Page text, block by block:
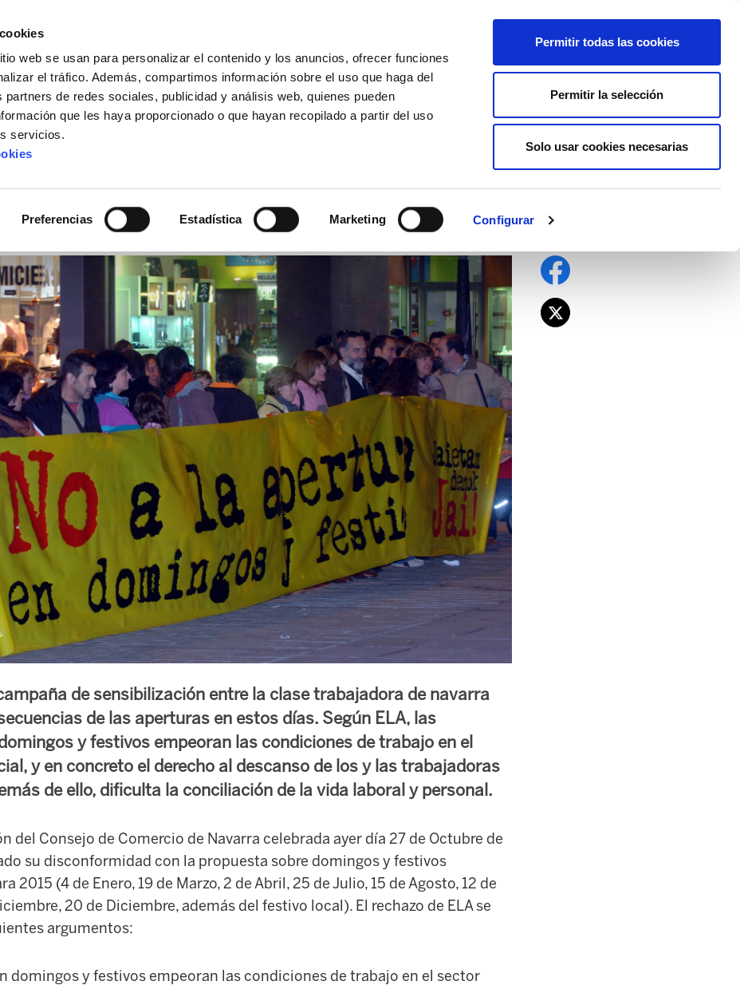
web se usan para personalizar el contenido y los anuncios, ofrecer funciones
el tráfico. Además, compartimos información sobre el uso que haga del
partners de redes sociales, publicidad y análisis web, quienes pueden
que les haya proporcionado o que hayan recopilado a partir del uso
servicios.
Preferencias Estadística Marketing Configurar
Permitir todas las cookies
Permitir la selección
Solo usar cookies necesarias
AFÍLIATE
FUNDAZIOA BIDELAGUN FUNDAZIOA
de aperturas en domingos y festivos
el gobierno de Navarra
de sensibilización entre la clase trabajadora de navarra
de las aperturas en estos días. Según ELA, las
y festivos empeoran las condiciones de trabajo en el
y en concreto el derecho al descanso de los y las trabajadoras
de ello, dificulta la conciliación de la vida laboral y personal.
del Consejo de Comercio de Navarra celebrada ayer día 27 de Octubre de
su disconformidad con la propuesta sobre domingos y festivos
2015 (4 de Enero, 19 de Marzo, 2 de Abril, 25 de Julio, 15 de Agosto, 12 de
20 de Diciembre, además del festivo local). El rechazo de ELA se
argumentos:
domingos y festivos empeoran las condiciones de trabajo en el sector